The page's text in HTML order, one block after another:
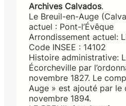
Archives Calvados.
Le Breuil-en-Auge
actuel : Pont-l’Évêque
Arrondissement actuel:
Code INSEE : 14102
Histoire administrative:
Écorcheville par
novembre 1827. Le
Auge » est ajouté par le
novembre 1894.